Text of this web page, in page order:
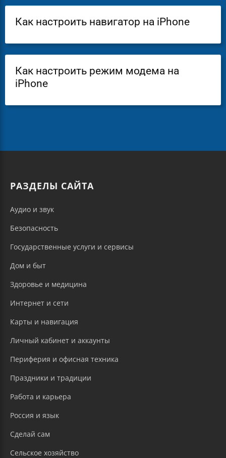
Как настроить навигатор на iPhone
Как настроить режим модема на
iPhone
РАЗДЕЛЫ САЙТА
Аудио и звук
Безопасность
Государственные услуги и сервисы
Дом и быт
Здоровье и медицина
Интернет и сети
Карты и навигация
Личный кабинет и аккаунты
Периферия и офисная техника
Праздники и традиции
Работа и карьера
Россия и язык
Сделай сам
Сельское хозяйство